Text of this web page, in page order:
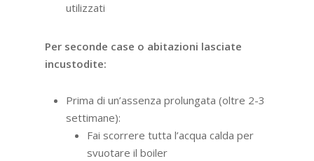
utilizzati
Per seconde case o abitazioni lasciate
incustodite:
Prima di un’assenza prolungata (oltre 2-3
settimane):
Fai scorrere tutta l’acqua calda per
svuotare il boiler